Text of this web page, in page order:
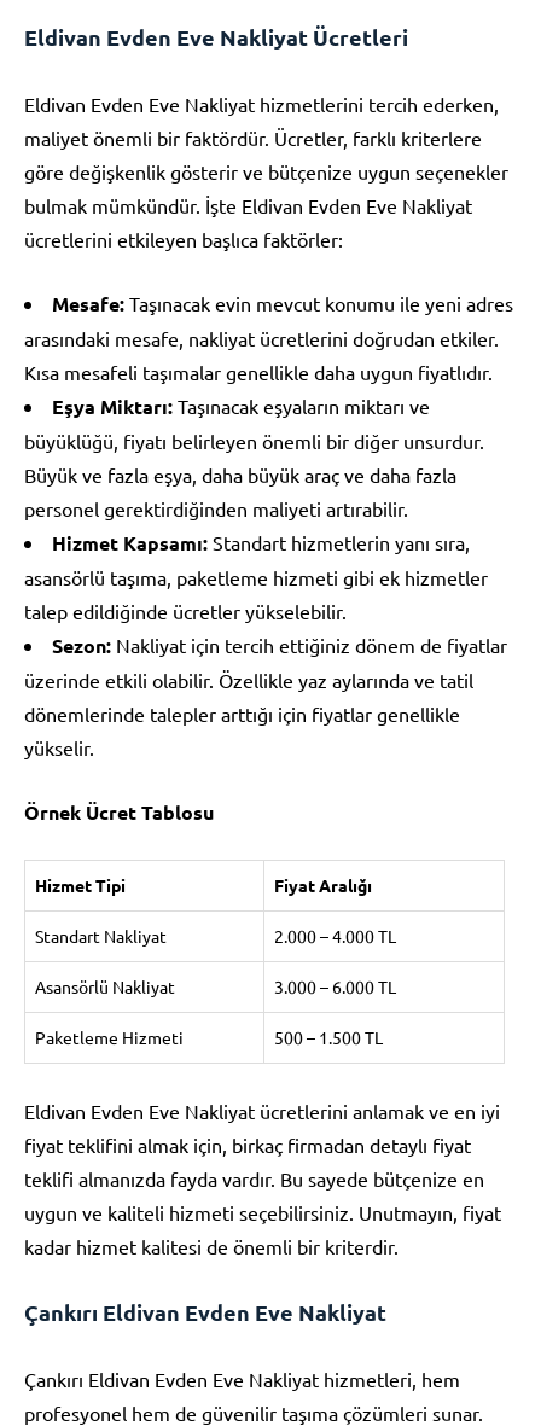
Eldivan Evden Eve Nakliyat Ücretleri
Eldivan Evden Eve Nakliyat hizmetlerini tercih ederken,
maliyet önemli bir faktördür. Ücretler, farklı kriterlere
göre değişkenlik gösterir ve bütçenize uygun seçenekler
bulmak mümkündür. İşte Eldivan Evden Eve Nakliyat
ücretlerini etkileyen başlıca faktörler:
Mesafe: Taşınacak evin mevcut konumu ile yeni adres
arasındaki mesafe, nakliyat ücretlerini doğrudan etkiler.
Kısa mesafeli taşımalar genellikle daha uygun fiyatlıdır.
Eşya Miktarı: Taşınacak eşyaların miktarı ve
büyüklüğü, fiyatı belirleyen önemli bir diğer unsurdur.
Büyük ve fazla eşya, daha büyük araç ve daha fazla
personel gerektirdiğinden maliyeti artırabilir.
Hizmet Kapsamı: Standart hizmetlerin yanı sıra,
asansörlü taşıma, paketleme hizmeti gibi ek hizmetler
talep edildiğinde ücretler yükselebilir.
Sezon: Nakliyat için tercih ettiğiniz dönem de fiyatlar
üzerinde etkili olabilir. Özellikle yaz aylarında ve tatil
dönemlerinde talepler arttığı için fiyatlar genellikle
yükselir.
Örnek Ücret Tablosu
Hizmet Tipi Fiyat Aralığı
Standart Nakliyat 2.000 – 4.000 TL
Asansörlü Nakliyat 3.000 – 6.000 TL
Paketleme Hizmeti 500 – 1.500 TL
Eldivan Evden Eve Nakliyat ücretlerini anlamak ve en iyi
fiyat teklifini almak için, birkaç firmadan detaylı fiyat
teklifi almanızda fayda vardır. Bu sayede bütçenize en
uygun ve kaliteli hizmeti seçebilirsiniz. Unutmayın, fiyat
kadar hizmet kalitesi de önemli bir kriterdir.
Çankırı Eldivan Evden Eve Nakliyat
Çankırı Eldivan Evden Eve Nakliyat hizmetleri, hem
profesyonel hem de güvenilir taşıma çözümleri sunar.